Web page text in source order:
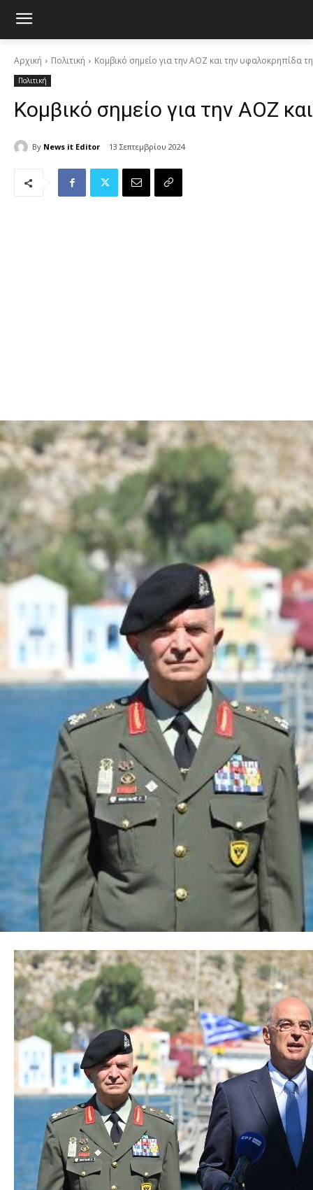
Αρχική Πολιτική Κομβικό σημείο για την ΑΟΖ και την υφαλοκρηπίδα
Πολιτική
Κομβικό σημείο για την ΑΟΖ
By News it Editor 13 Σεπτεμβρίου 2024